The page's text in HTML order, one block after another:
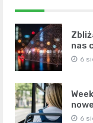
nas
6
6